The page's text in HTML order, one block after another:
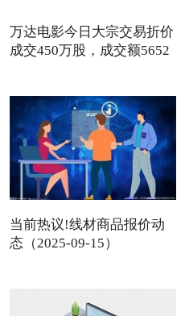
万达电影今日大宗交易折价
成交450万股，成交额5652
当前热议!线材商品报价动
态（2025-09-15）